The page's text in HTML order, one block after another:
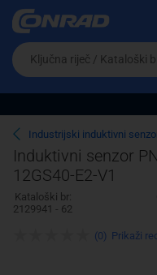
Ova postavka
cijene vašim
Pravno lice
Da
biste
potražili
proizvod,
unesite
ključnu
riječ,
kataloški
broj,
EAN
ili
Industrijski induktivni
Induktivni senzor
12GS40-E2-V1
Kataloški br:
2129941 - 62
(0) Prikaži